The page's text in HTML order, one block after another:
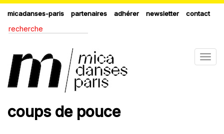
micadanses-paris partenaires adhérer newsletter contact
coups de pouce